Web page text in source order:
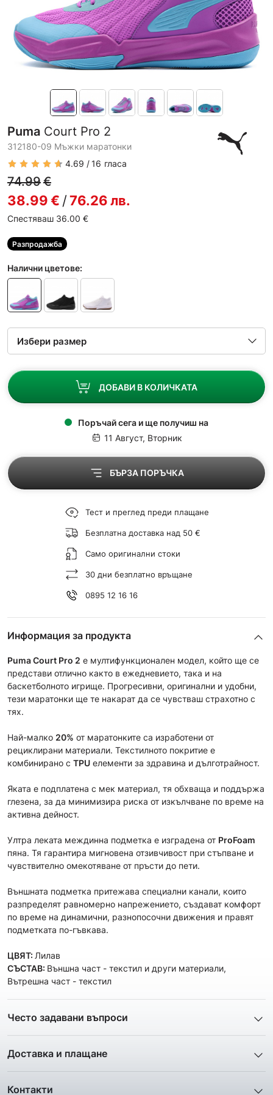
Puma Court Pro 2
312180-09 Мъжки маратонки
4.69
16 гласа
74.99€
38.99€ /76.26лв.
Спестяваш 36.00 €
Разпродажба
Налични цветове:
ДОБАВИ В КОЛИЧКАТА
Поръчай сега и ще получиш на
11 Август, Вторник
БЪРЗА ПОРЪЧКА
Тест и преглед преди плащане
Безплатна доставка над 50 €
Само оригинални стоки
30 дни безплатно връщане
0895 12 16 16
Информация за продукта
Puma Court Pro 2 е мултифункционален модел, който ще се
представи отлично както в ежедневието, така и на
баскетболното игрище. Прогресивни, оригинални и удобни,
тези маратонки ще те накарат да се чувстваш страхотно с
тях.
Най-малко 20% от маратонките са изработени от
рециклирани материали. Текстилното покритие е
комбинирано с TPU елементи за здравина и дълготрайност.
Яката е подплатена с мек материал, тя обхваща и поддържа
глезена, за да минимизира риска от изкълчване по време на
активна дейност.
Ултра леката междинна подметка е изградена от ProFoam
пяна. Тя гарантира мигновена отзивчивост при стъпване и
чувствително омекотяване от пръсти до пети.
Външната подметка притежава специални канали, които
разпределят равномерно напрежението, създават комфорт
по време на динамични, разнопосочни движения и правят
подметката по-гъвкава.
ЦВЯТ: Лилав
СЪСТАВ: Външна част - текстил и други материали,
Вътрешна част - текстил
Често задавани въпроси
ще получа?
Доставка и плащане
използваме услугите на куриерските фирми
Контакти